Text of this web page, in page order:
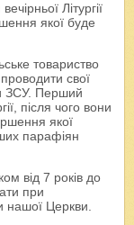
Літургії
якої буде
товариство
свої
ЗСУ. Перший
після чого вони
якої
парафіян
від 7 років до
при
нашої Церкви.